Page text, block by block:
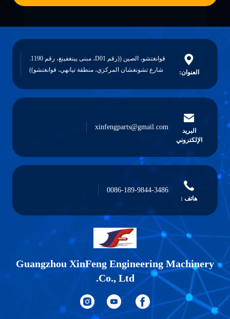
قوانغتشو، الصين ((رقم D01، مبنى يينغفينغ، رقم 1190.
منطقة تيانهي، قوانغتشو))
Guangzhou